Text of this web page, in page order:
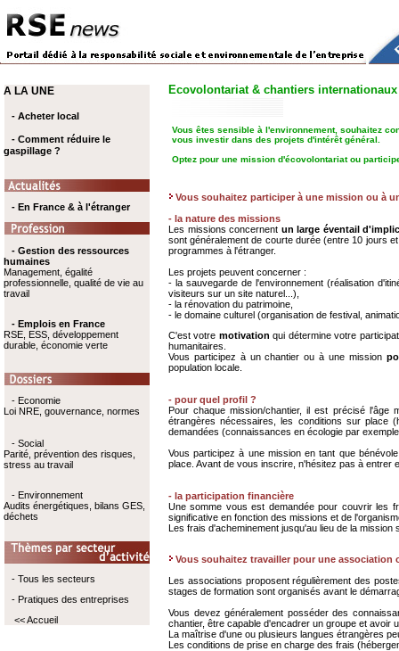
A LA UNE
- Acheter local
- Comment réduire le
gaspillage ?
- En France & à l'étranger
- Gestion des ressources
humaines
Management, égalité
professionnelle, qualité de vie au
travail
- Emplois en France
RSE, ESS, développement
durable, économie verte
- Economie
Loi NRE, gouvernance, normes
- Social
Parité, prévention des risques,
stress au travail
- Environnement
Audits énergétiques, bilans GES,
déchets
- Tous les secteurs
- Pratiques des entreprises
<< Accueil
Ecovolontariat & chantiers internationaux
Vous êtes sensible à l'environnement, souhaitez
vous investir dans des projets d'intérêt général.
Optez pour une mission d'écovolontariat ou
Vous souhaitez participer à une mission ou à
- la nature des missions
Les missions concernent un large éventail
sont généralement de courte durée (entre 10 jours
programmes à l'étranger.
Les projets peuvent concerner :
- la sauvegarde de l'environnement (réalisation
visiteurs sur un site naturel...),
- la rénovation du patrimoine,
- le domaine culturel (organisation de festival,
C'est votre motivationqui détermine votre
humanitaires.
Vous participez à un chantier ou à une mission
population locale.
- pour quel profil ?
Pour chaque mission/chantier, il est précisé l'âge
étrangères nécessaires, les conditions sur place
demandées (connaissances en écologie par
Vous participez à une mission en tant que
place. Avant de vous inscrire, n'hésitez pas à entrer
- la participation financière
Une somme vous est demandée pour couvrir les
significative en fonction des missions et de
Les frais d'acheminement jusqu'au lieu de la mission
Vous souhaitez travailler pour une association
Les associations proposent régulièrement des
stages de formation sont organisés avant le
Vous devez généralement posséder des
chantier, être capable d'encadrer un groupe et avoir
La maîtrise d'une ou plusieurs langues étrangères
Les conditions de prise en charge des frais